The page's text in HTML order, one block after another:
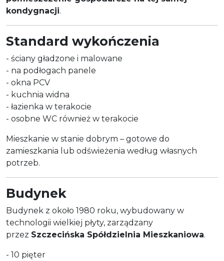
kondygnacji.
Standard wykończenia
- ściany gładzone i malowane
- na podłogach panele
- okna PCV
- kuchnia widna
- łazienka w terakocie
- osobne WC również w terakocie
Mieszkanie w stanie dobrym – gotowe do
zamieszkania lub odświeżenia według własnych
potrzeb.
Budynek
Budynek z około 1980 roku, wybudowany w
technologii wielkiej płyty, zarządzany
przez Szczecińska Spółdzielnia Mieszkaniowa.
- 10 pięter